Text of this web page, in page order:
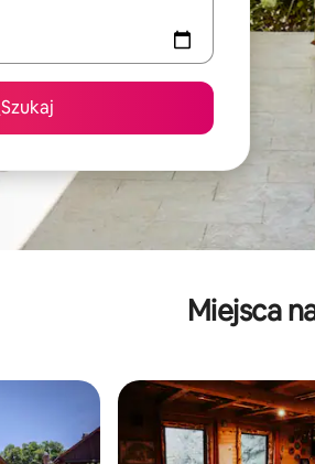
Szukaj
Miejsca